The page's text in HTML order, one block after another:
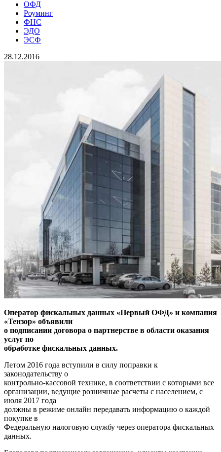
ОФД
Роуминг
ФНС
ЭДО
ЭСФ
28.12.2016
Оператор фискальных данных «Первый ОФД» и компания
«Тензор» объявили
о подписании договора о партнерстве в области оказания
услуг по
обработке фискальных данных.
Летом 2016 года вступили в силу поправки к
законодательству о
контрольно-кассовой технике, в соответствии с которыми все
организации, ведущие розничные расчеты с населением, с
июля 2017 года
должны в режиме онлайн передавать информацию о каждой
покупке в
Федеральную налоговую службу через оператора фискальных
данных.